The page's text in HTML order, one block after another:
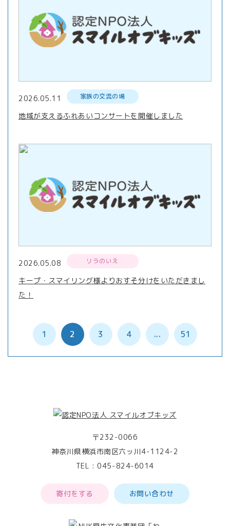
2026.05.11 家族の交流の場
地域が支えるふれあいコンサートを開催しました
2026.05.08 リラのいえ
キープ・スマイリング様よりおすそ分けをいただきまし
た！
1 2 3 4 ... 51
〒232-0066
神奈川県横浜市南区六ッ川4-1124-2
TEL :045-824-6014
寄付をする お問い合わせ